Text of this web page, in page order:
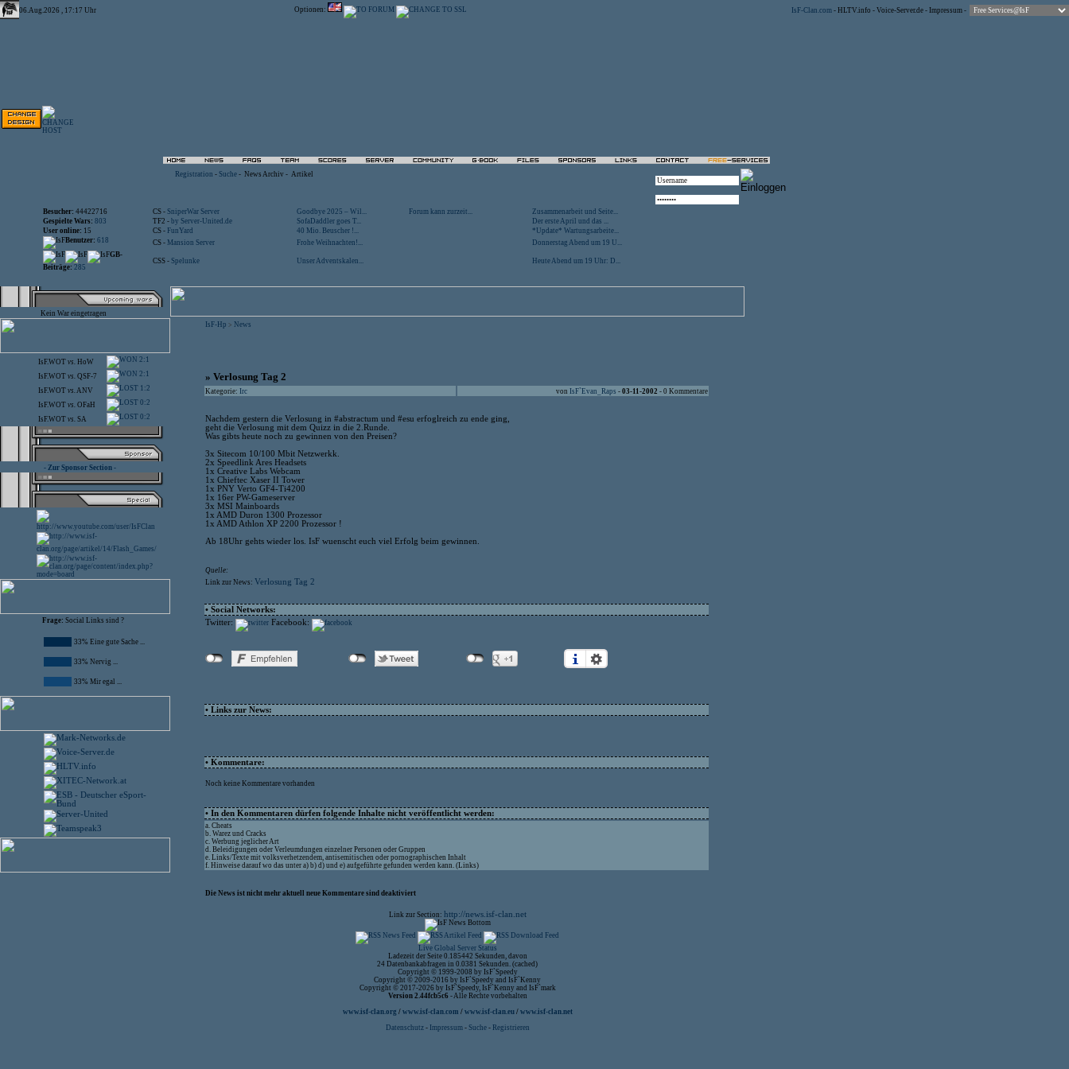
06.Aug.2026 , 17:17 Uhr Optionen: IsF-Clan.com - HLTV.info - Voice-Server.de - Impressum -
Registration - Suche - News Archiv - Artikel
Besucher: 44422716 CS - SniperWar Server Goodbye 2025 – Wil... Forum kann zurzeit...
Zusammenarbeit und Seite...
Gespielte Wars: 803 TF2 - by Server-United.de SofaDaddler goes T...
Der erste April und das ...
User online: 15 CS - FunYard 40 Mio. Beuscher !...
*Update* Wartungsarbeite...
Benutzer: 618 CS - Mansion Server Frohe Weihnachten!...
Donnerstag Abend um 19 U...
GB-
Beiträge: 285
CSS - Spelunke Unser Adventskalen... Heute Abend um 19 Uhr: D...
Kein War eingetragen
IsF.WOT vs. HoW 2:1
IsF.WOT vs. QSF-7 2:1
IsF.WOT vs.ANV 1:2
IsF.WOT vs. OFaH 0:2
IsF.WOT vs. SA 0:2
- Zur Sponsor Section -
Frage: Social Links sind ?
33% Eine gute Sache ...
33% Nervig ...
33% Mir egal ...
IsF-Hp > News
» Verlosung Tag 2
Kategorie: Irc von IsF`Evan_Raps - 03-11-2002 - 0 Kommentare
Nachdem gestern die Verlosung in #abstractum und #esu erfoglreich zu ende ging,
geht die Verlosung mit dem Quizz in die 2.Runde.
Was gibts heute noch zu gewinnen von den Preisen?
3x Sitecom 10/100 Mbit Netzwerkk.
2x Speedlink Ares Headsets
1x Creative Labs Webcam
1x Chieftec Xaser II Tower
1x PNY Verto GF4-Ti4200
1x 16er PW-Gameserver
3x MSI Mainboards
1x AMD Duron 1300 Prozessor
1x AMD Athlon XP 2200 Prozessor !
Ab 18Uhr gehts wieder los. IsF wuenscht euch viel Erfolg beim gewinnen.
Quelle:
Link zur News: Verlosung Tag 2
• Social Networks:
Twitter:
Facebook:
• Links zur News:
• Kommentare:
Noch keine Kommentare vorhanden
• In den Kommentaren dürfen folgende Inhalte nicht veröffentlicht werden:
a. Cheats
b. Warez und Cracks
c. Werbung jeglicher Art
d. Beleidigungen oder Verleumdungen einzelner Personen oder Gruppen
e. Links/Texte mit volksverhetzendem, antisemitischen oder pornographischen Inhalt
f. Hinweise darauf wo das unter a) b) d) und e) aufgeführte gefunden werden kann. (Links)
Die News ist nicht mehr aktuell neue Kommentare sind deaktiviert
Link zur Section: http://news.isf-clan.net
Live Global Server Status
Ladezeit der Seite 0.185442 Sekunden, davon
24 Datenbankabfragen in 0.0381 Sekunden. (cached)
Copyright © 1999-2008 by IsF`Speedy
Copyright © 2009-2016 by IsF`Speedy and IsF`Kenny
Copyright © 2017-2026 by IsF`Speedy, IsF`Kenny and IsF`mark
Version 2.44fcb5c6 - Alle Rechte vorbehalten
www.isf-clan.org / www.isf-clan.com / www.isf-clan.eu/ www.isf-clan.net
Datenschutz - Impressum- Suche- Registrieren